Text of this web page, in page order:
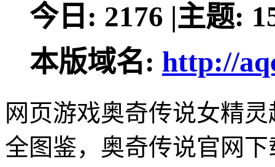
今日: 2176 |主题:
本版域名: http://
网页游戏奥奇传说女精
全图鉴，奥奇传说官网